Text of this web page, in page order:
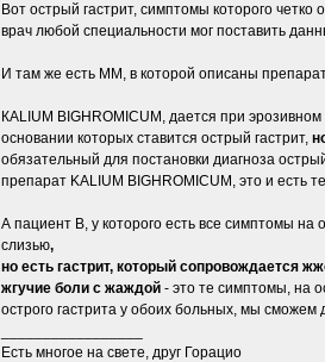
Вот острый гастрит, симптомы которого
врач любой специальности мог поставить
И там же есть ММ, в которой описаны
КALIUM BIGHROMICUM, дается при
основании которых ставится острый гастрит,
обязательный для постановки диагноза
препарат KALIUM BIGHROMICUM, это и есть
А пациент В, у которого есть все симптомы на
слизью,
но есть гастрит, который сопровождается
жгучие боли с жаждой - это те симптомы, на
острого гастрита у обоих больных, мы
Есть многое на свете, друг Горацио